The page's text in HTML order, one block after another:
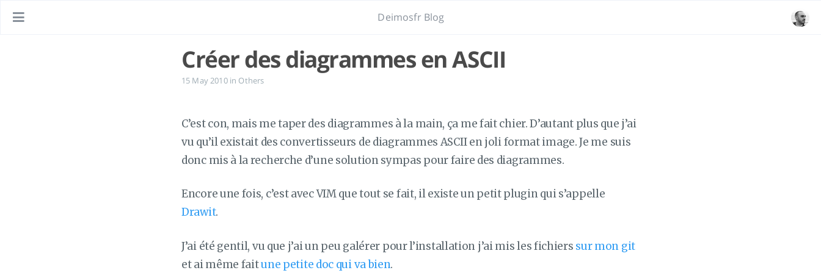
Deimosfr Blog
Créer des diagrammes en ASCII
15 May 2010 in Others
C’est con, mais me taper des diagrammes à la main, ça me fait chier. D’autant plus que j’ai
vu qu’il existait des convertisseurs de diagrammes ASCII en joli format image. Je me suis
donc mis à la recherche d’une solution sympas pour faire des diagrammes.
Encore une fois, c’est avec VIM que tout se fait, il existe un petit plugin qui s’appelle
Drawit.
J’ai été gentil, vu que j’ai un peu galérer pour l’installation j’ai mis les fichiers sur mon git
et ai même faitune petite doc qui va bien.